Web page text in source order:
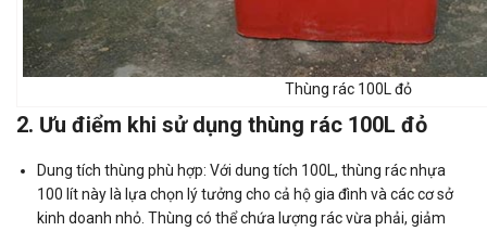
Thùng rác 100L đỏ
2. Ưu điểm khi sử dụng thùng rác 100L đỏ
Dung tích thùng phù hợp: Với dung tích 100L, thùng rác nhựa
100 lít này là lựa chọn lý tưởng cho cả hộ gia đình và các cơ sở
kinh doanh nhỏ. Thùng có thể chứa lượng rác vừa phải, giảm